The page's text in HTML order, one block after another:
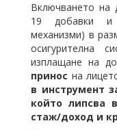
Включването на
19 добавки и
механизми) в
осигурителна
изплащане на
принос на
в инструмент
който липсва
стаж/доход и